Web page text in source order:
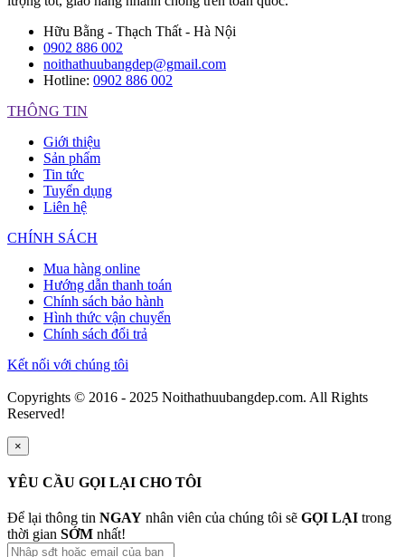
Hữu Bằng - Thạch Thất - Hà Nội
0902 886 002
noithathuubangdep@gmail.com
Hotline: 0902 886 002
THÔNG TIN
Giới thiệu
Sản phẩm
Tin tức
Tuyển dụng
Liên hệ
CHÍNH SÁCH
Mua hàng online
Hướng dẫn thanh toán
Chính sách bảo hành
Hình thức vận chuyển
Chính sách đổi trả
Kết nối với chúng tôi
Copyrights © 2016 - 2025 Noithathuubangdep.com. All Rights
Reserved!
×
YÊU CẦU GỌI LẠI CHO TÔI
Để lại thông tin NGAY nhân viên của chúng tôi sẽ GỌI LẠI trong
thời gian SỚM nhất!